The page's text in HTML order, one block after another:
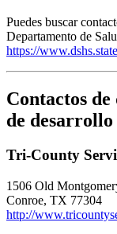
Puedes buscar
Departamento de
https://
Contactos
de desarrollo
Tri-County
1506 Old
Conroe, TX 77304
http://